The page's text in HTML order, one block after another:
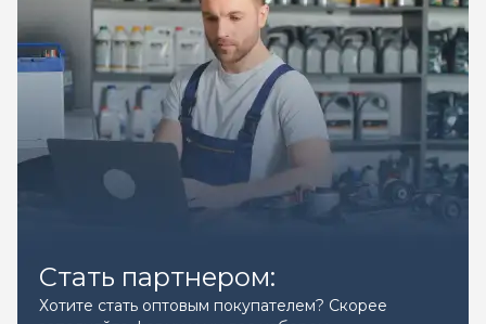
Стать партнером:
Хотите стать оптовым покупателем? Скорее